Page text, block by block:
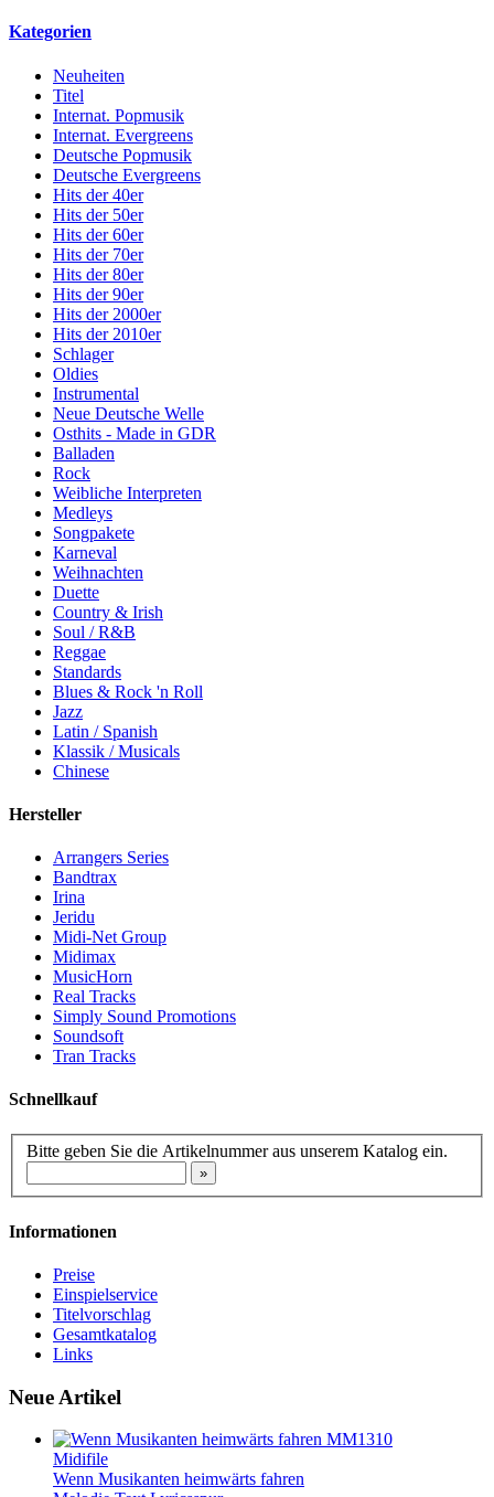
Kategorien
Neuheiten
Titel
Internat. Popmusik
Internat. Evergreens
Deutsche Popmusik
Deutsche Evergreens
Hits der 40er
Hits der 50er
Hits der 60er
Hits der 70er
Hits der 80er
Hits der 90er
Hits der 2000er
Hits der 2010er
Schlager
Oldies
Instrumental
Neue Deutsche Welle
Osthits - Made in GDR
Balladen
Rock
Weibliche Interpreten
Medleys
Songpakete
Karneval
Weihnachten
Duette
Country & Irish
Soul / R&B
Reggae
Standards
Blues & Rock 'n Roll
Jazz
Latin / Spanish
Klassik / Musicals
Chinese
Hersteller
Arrangers Series
Bandtrax
Irina
Jeridu
Midi-Net Group
Midimax
MusicHorn
Real Tracks
Simply Sound Promotions
Soundsoft
Tran Tracks
Schnellkauf
Bitte geben Sie die Artikelnummer aus unserem Katalog ein.
Informationen
Preise
Einspielservice
Titelvorschlag
Gesamtkatalog
Links
Neue Artikel
MM1310
Midifile
Wenn Musikanten heimwärts fahren